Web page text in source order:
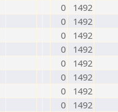
0
1492
0
1492
0
1492
0
1492
0
1492
0
1492
0
1492
0
1492